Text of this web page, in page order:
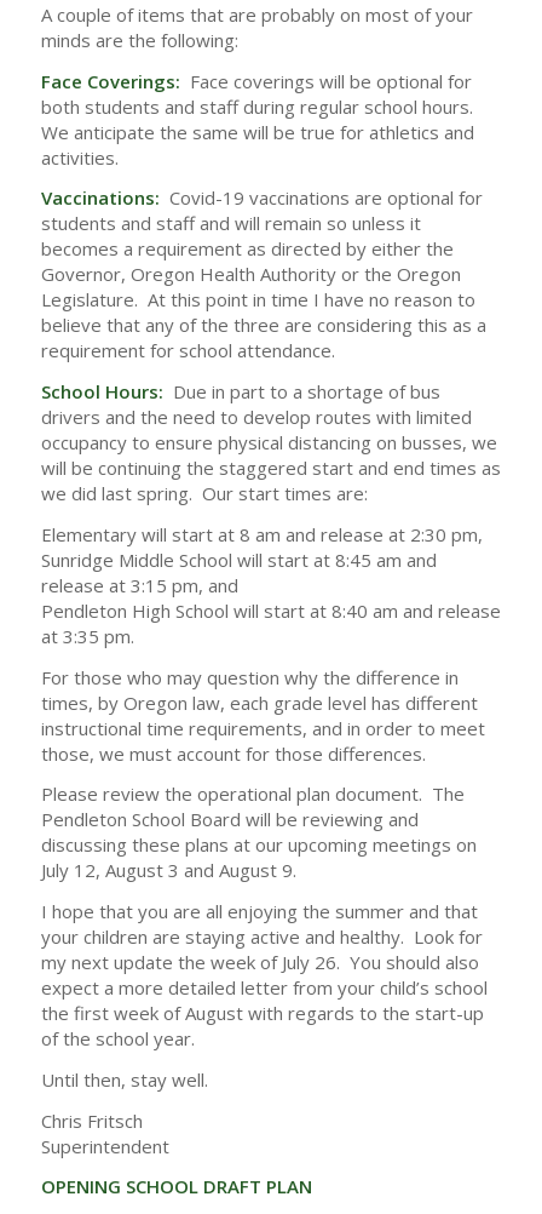
A couple of items that are probably on most of your
minds are the following:
Face Coverings: Face coverings will be optional for
both students and staff during regular school hours.
We anticipate the same will be true for athletics and
activities.
Vaccinations: Covid-19 vaccinations are optional for
students and staff and will remain so unless it
becomes a requirement as directed by either the
Governor, Oregon Health Authority or the Oregon
Legislature. At this point in time I have no reason to
believe that any of the three are considering this as a
requirement for school attendance.
School Hours: Due in part to a shortage of bus
drivers and the need to develop routes with limited
occupancy to ensure physical distancing on busses, we
will be continuing the staggered start and end times as
we did last spring. Our start times are:
Elementary will start at 8 am and release at 2:30 pm,
Sunridge Middle School will start at 8:45 am and
release at 3:15 pm, and
Pendleton High School will start at 8:40 am and release
at 3:35 pm.
For those who may question why the difference in
times, by Oregon law, each grade level has different
instructional time requirements, and in order to meet
those, we must account for those differences.
Please review the operational plan document. The
Pendleton School Board will be reviewing and
discussing these plans at our upcoming meetings on
July 12, August 3 and August 9.
I hope that you are all enjoying the summer and that
your children are staying active and healthy. Look for
my next update the week of July 26. You should also
expect a more detailed letter from your child’s school
the first week of August with regards to the start-up
of the school year.
Until then, stay well.
Chris Fritsch
Superintendent
OPENING SCHOOL DRAFT PLAN